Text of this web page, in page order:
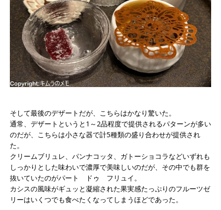
そして最後のデザートだが、こちらはかなり驚いた。
通常、デザートというと1～2品程度で提供されるパターンが多い
のだが、こちらは小さな器で計5種類の盛り合わせが提供され
た。
クリームブリュレ、パンナコッタ、ガトーショコラなどいずれも
しっかりとした味わいで濃厚で美味しいのだが、その中でも群を
抜いていたのがパート ドゥ フリュイ。
カシスの風味がギュッと凝縮された果実感たっぷりのフルーツゼ
リーはいくつでも食べたくなってしまうほどであった。